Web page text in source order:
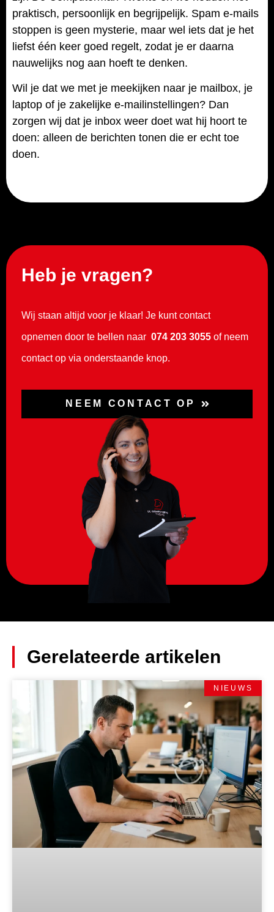
praktisch, persoonlijk en begrijpelijk. Spam e-mails
stoppen is geen mysterie, maar wel iets dat je het
liefst één keer goed regelt, zodat je er daarna
nauwelijks nog aan hoeft te denken.
Wil je dat we met je meekijken naar je mailbox, je
laptop of je zakelijke e-mailinstellingen? Dan
zorgen wij dat je inbox weer doet wat hij hoort te
doen: alleen de berichten tonen die er echt toe
doen.
Heb je vragen?
Wij staan altijd voor je klaar! Je kunt contact
opnemen door te bellen naar 074 203 3055 of neem
contact op via onderstaande knop.
NEEM CONTACT OP
Gerelateerde artikelen
NIEUWS